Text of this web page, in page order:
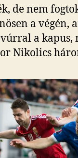
de nem
a végén,
a kapus,
Nikolics